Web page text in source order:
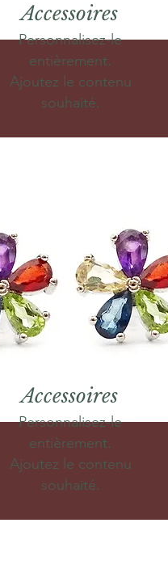
Accessoires
Personnalisez-le
entièrement.
Ajoutez le contenu
souhaité.
Accessoires
Personnalisez-le
entièrement.
Ajoutez le contenu
souhaité.